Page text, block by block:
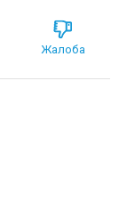
Жалоба